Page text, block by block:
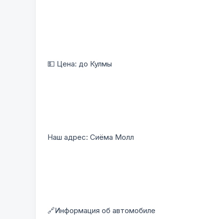
💵 Цена: до Кулмы
Наш адрес: Сиёма Молл
🔗Информация об автомобиле